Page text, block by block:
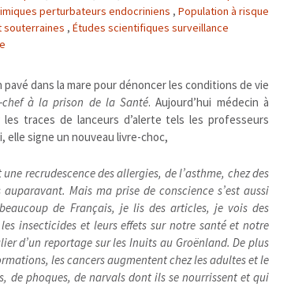
emballages
modes de
positionnement
Biodiversité
Contamination infectieuse
Contaminations chimiques
cancérigène /
métaux lourds et
PFAS
Déchets
économie circulaire
traitements
Décisions politiques et juridiques
internationale
nationale
mers et océans
superficielles et
Énergies
fossiles
renouvelables /
Environnement numérique
Études scientifiques
épidémiologique
rapport économique
surveillance sanitaire
Jurisprudence
Logement
perturbateurs endocriniens , Population à risque
souterraines , Études scientifiques surveillance
pavé dans la mare pour dénoncer les conditions de vie
chef à la prison de la Santé. Aujourd’hui médecin à
traces de lanceurs d’alerte tels les professeurs
elle signe un nouveau livre-choc,
recrudescence des allergies, de l’asthme, chez des
Mais ma prise de conscience s’est aussi
de Français, je lis des articles, je vois des
insecticides et leurs effets sur notre santé et notre
d’un reportage sur les Inuits au Groënland. De plus
les cancers augmentent chez les adultes et le
de phoques, de narvals dont ils se nourrissent et qui